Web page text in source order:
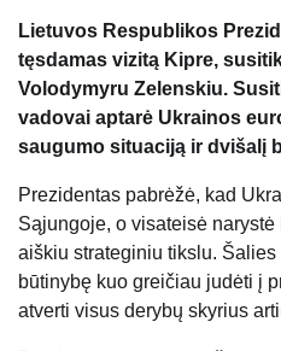
Lietuvos Respublikos
tęsdamas vizitą Kipre,
Volodymyru Zelenskiu.
vadovai aptarė Ukrainos
saugumo situaciją ir dvišalį
Prezidentas pabrėžė, kad
Sąjungoje, o visateisė
aiškiu strateginiu tikslu.
būtinybę kuo greičiau judėti į
atverti visus derybų skyrius